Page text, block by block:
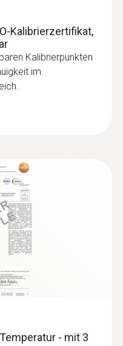
T - zum
möglich,
für
Kalibrierzertifikat,
Kalibrierpunkten
im
- mit 3